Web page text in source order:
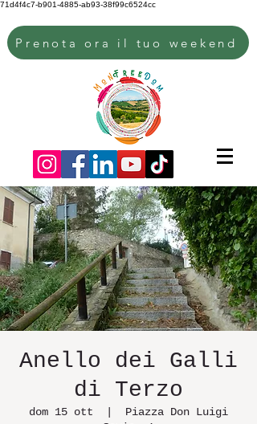
71d4f4c7-b901-4885-ab93-38f99c6524cc
Prenota ora il tuo weekend
Anello dei Galli
di Terzo
dom 15 ott
Piazza Don Luigi